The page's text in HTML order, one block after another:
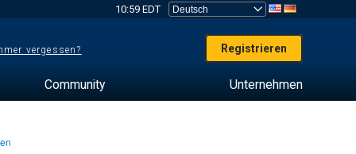
10:59 EDT
vergessen? Registrieren
Community Unternehmen